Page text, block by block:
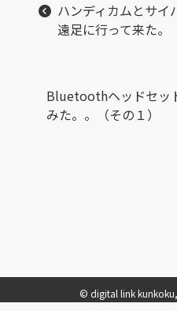
ハンディカムとサイ
遠足に行って来た。
Bluetoothヘッドセッ
みた。。（その１）
© digital link kunkoku,